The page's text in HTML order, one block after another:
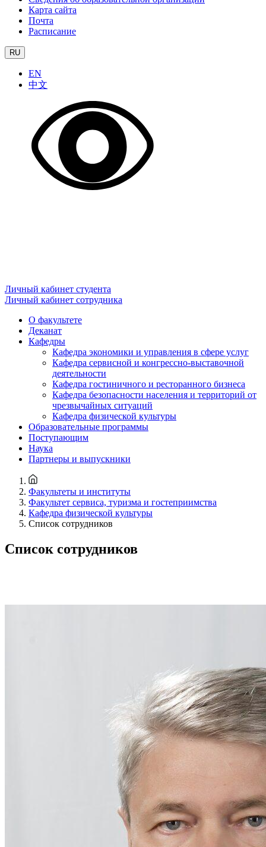
Карта сайта
Почта
Расписание
RU
EN
中文
Личный кабинет студента
Личный кабинет сотрудника
О факультете
Деканат
Кафедры
Кафедра экономики и управления в сфере услуг
Кафедра сервисной и конгрессно-выставочной
деятельности
Кафедра гостиничного и ресторанного бизнеса
Кафедра безопасности населения и территорий от
чрезвычайных ситуаций
Кафедра физической культуры
Образовательные программы
Поступающим
Наука
Партнеры и выпускники
Факультеты и институты
Факультет сервиса, туризма и гостеприимства
Кафедра физической культуры
Список сотрудников
Список сотрудников